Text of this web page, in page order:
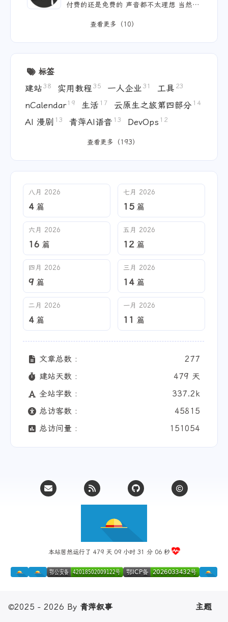
付费的还是免费的 声音都不太理想 当然
查看更多（10）
标签
建站 38 实用教程 35 一人企业 31 工具 23
nCalendar 19 生活 17 云原生之旅第四部分 14
AI 漫剧 13 青萍AI语音 13 DevOps 12
查看更多（193）
八月 2026
4 篇
七月 2026
15 篇
六月 2026
16 篇
五月 2026
12 篇
四月 2026
9 篇
三月 2026
14 篇
二月 2026
4 篇
一月 2026
11 篇
文章总数 :
277
建站天数 :
479 天
全站字数 :
337.2k
总访客数 :
45815
总访问量 :
151054
本站居然运行了 479 天 09 小时 31 分 06 秒
©2025 - 2026 By 青萍叙事 主题